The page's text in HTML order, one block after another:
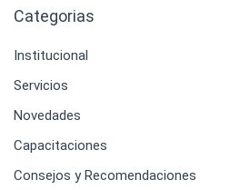
Categorias
Institucional
Servicios
Novedades
Capacitaciones
Consejos y Recomendaciones